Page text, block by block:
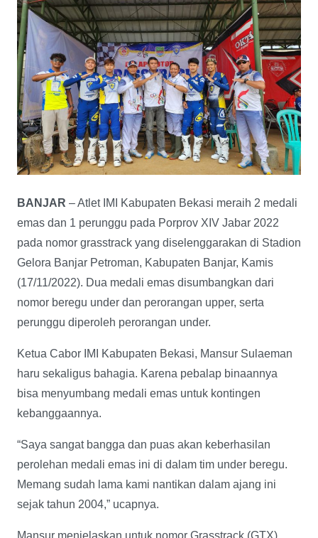
BANJAR – Atlet IMI Kabupaten Bekasi meraih 2 medali
emas dan 1 perunggu pada Porprov XIV Jabar 2022
pada nomor grasstrack yang diselenggarakan di Stadion
Gelora Banjar Petroman, Kabupaten Banjar, Kamis
(17/11/2022). Dua medali emas disumbangkan dari
nomor beregu under dan perorangan upper, serta
perunggu diperoleh perorangan under.
Ketua Cabor IMI Kabupaten Bekasi, Mansur Sulaeman
haru sekaligus bahagia. Karena pebalap binaannya
bisa menyumbang medali emas untuk kontingen
kebanggaannya.
“Saya sangat bangga dan puas akan keberhasilan
perolehan medali emas ini di dalam tim under beregu.
Memang sudah lama kami nantikan dalam ajang ini
sejak tahun 2004,” ucapnya.